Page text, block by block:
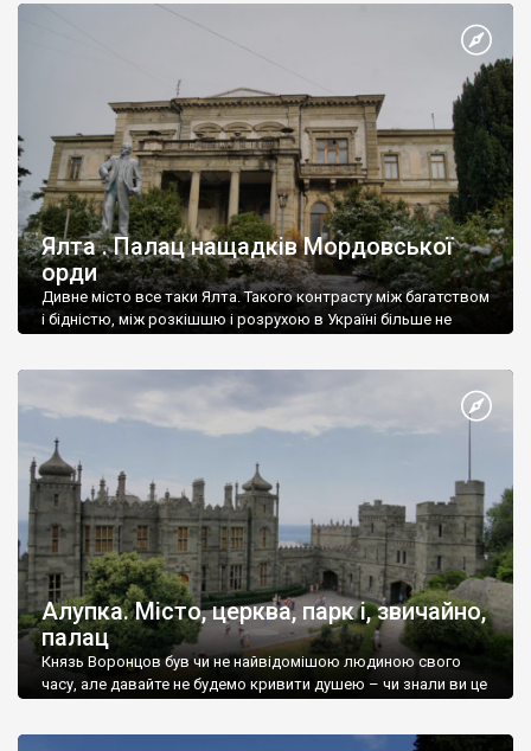
Ялта . Палац нащадків Мордовської
орди
Дивне місто все таки Ялта. Такого контрасту між багатством
і бідністю, між розкішшю і розрухою в Україні більше не
Алупка. Місто, церква, парк і, звичайно,
палац
Князь Воронцов був чи не найвідомішою людиною свого
часу, але давайте не будемо кривити душею – чи знали ви це